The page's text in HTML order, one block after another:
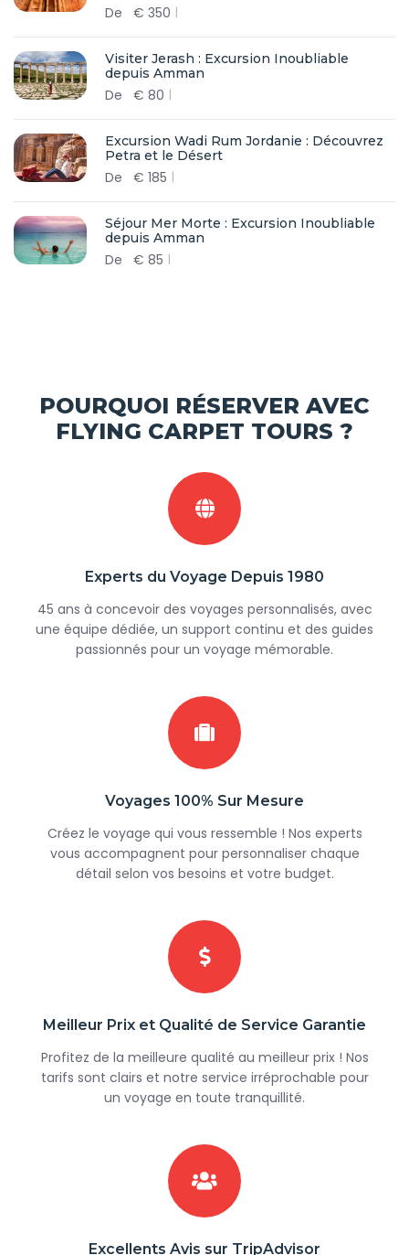
De € 350
Visiter Jerash : Excursion Inoubliable
depuis Amman
De € 80
Excursion Wadi Rum Jordanie : Découvrez
Petra et le Désert
De € 185
Séjour Mer Morte : Excursion Inoubliable
depuis Amman
De € 85
POURQUOI RÉSERVER AVEC
FLYING CARPET TOURS ?
Experts du Voyage Depuis 1980
45 ans à concevoir des voyages personnalisés, avec
une équipe dédiée, un support continu et des guides
passionnés pour un voyage mémorable.
Voyages 100% Sur Mesure
Créez le voyage qui vous ressemble ! Nos experts
vous accompagnent pour personnaliser chaque
détail selon vos besoins et votre budget.
Meilleur Prix et Qualité de Service Garantie
Profitez de la meilleure qualité au meilleur prix ! Nos
tarifs sont clairs et notre service irréprochable pour
un voyage en toute tranquillité.
Excellents Avis sur TripAdvisor